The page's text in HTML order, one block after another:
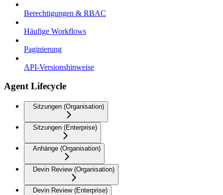
Berechtigungen & RBAC
Häufige Workflows
Paginierung
API-Versionshinweise
Agent Lifecycle
Sitzungen (Organisation)
Sitzungen (Enterprise)
Anhänge (Organisation)
Devin Review (Organisation)
Devin Review (Enterprise)